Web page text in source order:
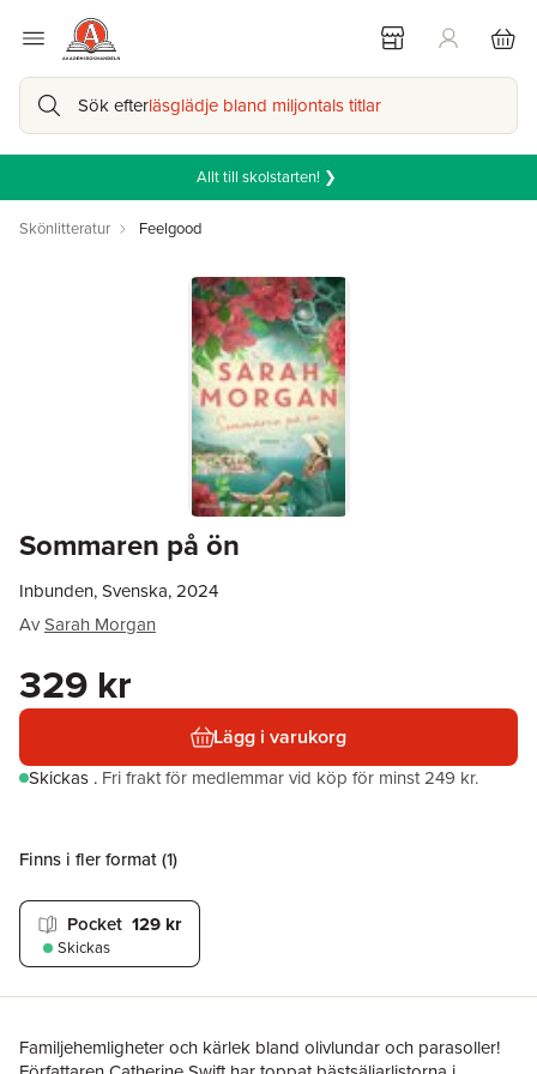
Sök efterläsglädje bland miljontals titlar
Allt till skolstarten! ❯
Skönlitteratur Feelgood
Sommaren på ön
Inbunden, Svenska, 2024
AvSarah Morgan
329 kr
Lägg i varukorg
Skickas . Fri frakt för medlemmar vid köp för minst 249 kr.
Finns i fler format (1)
Pocket 129 kr
Skickas
Familjehemligheter och kärlek bland olivlundar och parasoller!